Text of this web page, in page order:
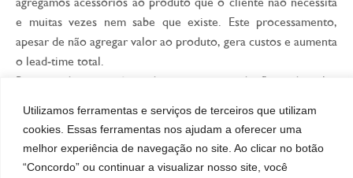
Utilizamos ferramentas e serviços de terceiros que utilizam
cookies. Essas ferramentas nos ajudam a oferecer uma
melhor experiência de navegação no site. Ao clicar no botão
“Concordo” ou continuar a visualizar nosso site, você
e muitas vezes nem sabe que existe. Este processamento,
apesar de não agregar valor ao produto, gera custos e aumenta
o lead-time total.
Recomenda-se a prática do mapeamento do fluxo de valor
possível, eliminados. Também lembramos que os padrões de
trabalho devem ser revisados constantemente, pois o padrão
que é bom hoje, pode não servir amanhã.